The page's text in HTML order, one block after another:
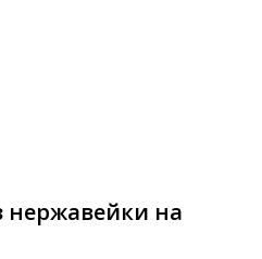
нержавейки на